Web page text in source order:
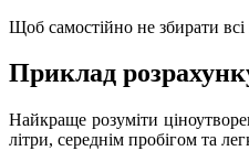
Щоб самостійно не збирати всі
Приклад
Найкраще розуміти
літри, середнім пробігом та